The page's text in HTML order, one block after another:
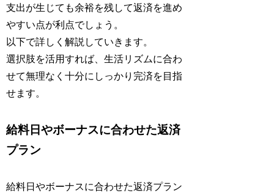
支出が生じても余裕を残して返済を進め
やすい点が利点でしょう。
以下で詳しく解説していきます。
選択肢を活用すれば、生活リズムに合わ
せて無理なく十分にしっかり完済を目指
せます。
給料日やボーナスに合わせた返済
プラン
給料日やボーナスに合わせた返済プラン